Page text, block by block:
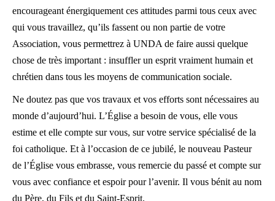
encourageant énergiquement ces attitudes parmi tous ceux avec
qui vous travaillez, qu’ils fassent ou non partie de votre
Association, vous permettrez à UNDA de faire aussi quelque
chose de très important : insuffler un esprit vraiment humain et
chrétien dans tous les moyens de communication sociale.
Ne doutez pas que vos travaux et vos efforts sont nécessaires au
monde d’aujourd’hui. L’Église a besoin de vous, elle vous
estime et elle compte sur vous, sur votre service spécialisé de la
foi catholique. Et à l’occasion de ce jubilé, le nouveau Pasteur
de l’Église vous embrasse, vous remercie du passé et compte sur
vous avec confiance et espoir pour l’avenir. Il vous bénit au nom
du Père, du Fils et du Saint-Esprit.